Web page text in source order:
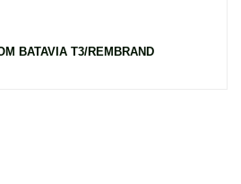
BATAVIA T3/REMBRAND